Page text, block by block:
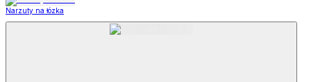
Narzuty na łózka